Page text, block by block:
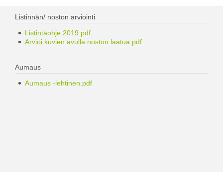
Listinnän/ noston arviointi
Listintäohje 2019.pdf
Arvioi kuvien avulla noston laatua.pdf
Aumaus
Aumaus -lehtinen.pdf